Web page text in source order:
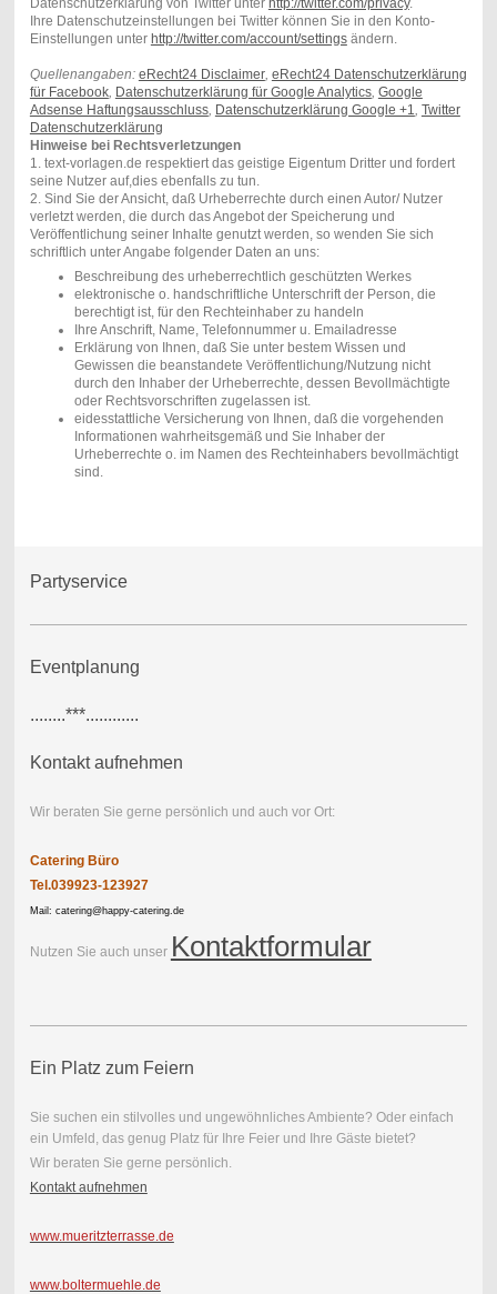
Ihre Datenschutzeinstellungen bei Twitter können Sie in den Konto-
Einstellungen unter http://twitter.com/account/settingsändern.
Quellenangaben: eRecht24 Disclaimer, eRecht24 Datenschutzerklärung
für Facebook, Datenschutzerklärung für Google Analytics, Google
Adsense Haftungsausschluss, Datenschutzerklärung Google +1
Twitter
Datenschutzerklärung
Hinweise bei Rechtsverletzungen
1. text-vorlagen.de respektiert das geistige Eigentum Dritter und fordert
seine Nutzer auf,dies ebenfalls zu tun.
2. Sind Sie der Ansicht, daß Urheberrechte durch einen Autor/ Nutzer
verletzt werden, die durch das Angebot der Speicherung und
Veröffentlichung seiner Inhalte genutzt werden, so wenden Sie sich
schriftlich unter Angabe folgender Daten an uns:
Beschreibung des urheberrechtlich geschützten Werkes
elektronische o. handschriftliche Unterschrift der Person, die
berechtigt ist, für den Rechteinhaber zu handeln
Ihre Anschrift, Name, Telefonnummer u. Emailadresse
Erklärung von Ihnen, daß Sie unter bestem Wissen und
Gewissen die beanstandete Veröffentlichung/Nutzung nicht
durch den Inhaber der Urheberrechte, dessen Bevollmächtigte
oder Rechtsvorschriften zugelassen ist.
eidesstattliche Versicherung von Ihnen, daß die vorgehenden
Informationen wahrheitsgemäß und Sie Inhaber der
Urheberrechte o. im Namen des Rechteinhabers bevollmächtigt
sind.
Partyservice
Eventplanung
........***............
Kontakt aufnehmen
Wir beraten Sie gerne persönlich und auch vor Ort:
Catering Büro
Tel.039923-123927
Mail: catering@happy-catering.de
Nutzen Sie auch unser Kontaktformular
Ein Platz zum Feiern
Sie suchen ein stilvolles und ungewöhnliches Ambiente? Oder einfach
ein Umfeld, das genug Platz für Ihre Feier und Ihre Gäste bietet?
Wir beraten Sie gerne persönlich.
Kontakt aufnehmen
www.mueritzterrasse.de
www.boltermuehle.de